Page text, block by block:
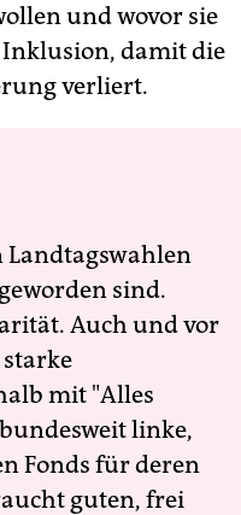
und wovor sie
damit die
verliert.
Landtagswahlen
sind.
Auch und vor
mit "Alles
linke,
Fonds für deren
guten, frei